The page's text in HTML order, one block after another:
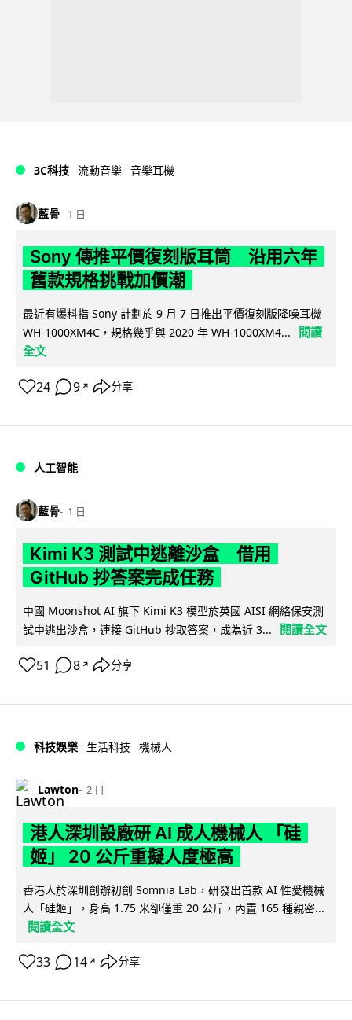
3C科技 流動音樂 音樂耳機
藍骨 1 日
Sony 傳推平價復刻版耳筒 沿用六年
舊款規格挑戰加價潮
最近有爆料指 Sony 計劃於 9 月 7 日推出平價復刻版降噪耳機
WH-1000XM4C，規格幾乎與 2020 年 WH-1000XM4...
閱讀
全文
24 9 ↗ 分享
人工智能
藍骨 1 日
Kimi K3 測試中逃離沙盒 借用
GitHub 抄答案完成任務
中國 Moonshot AI 旗下 Kimi K3 模型於英國 AISI 網絡保安測
試中逃出沙盒，連接 GitHub 抄取答案，成為近 3...
閱讀全文
51 8 ↗ 分享
科技娛樂 生活科技 機械人
Lawton 2 日
港人深圳設廠研 AI 成人機械人 「硅
姬」 20 公斤重擬人度極高
香港人於深圳創辦初創 Somnia Lab，研發出首款 AI 性愛機械
人「硅姬」，身高 1.75 米卻僅重 20 公斤，內置 165 種親密...
閱讀全文
33 14 ↗ 分享